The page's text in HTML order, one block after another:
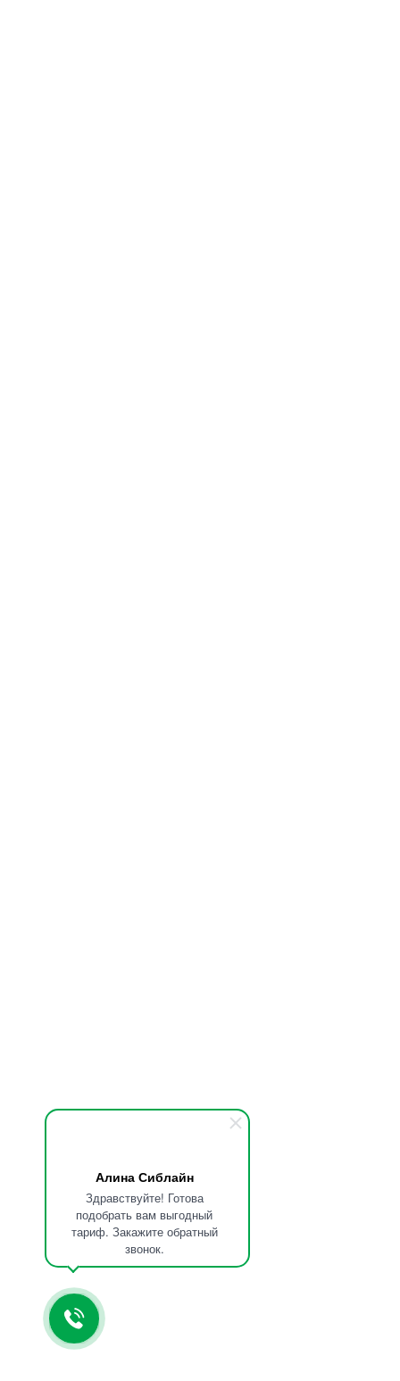
Алина Сиблайн
Здравствуйте! Готова
подобрать вам выгодный
тариф. Закажите обратный
звонок.